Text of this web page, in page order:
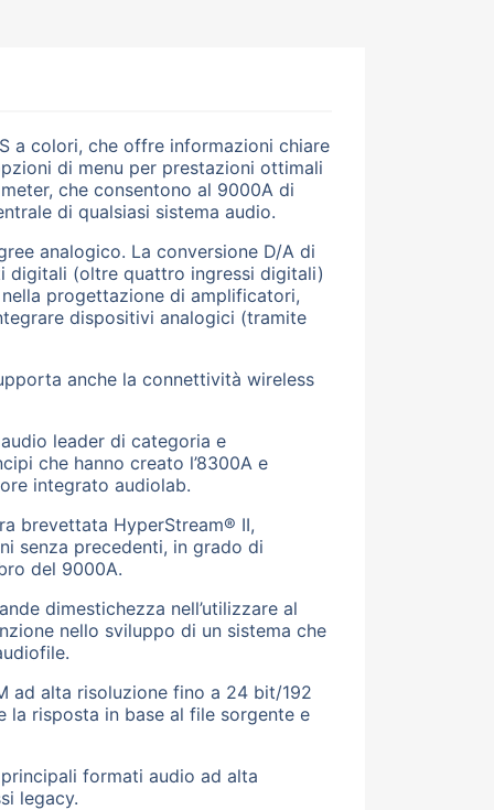
a colori, che offre informazioni chiare
di menu per prestazioni ottimali
che consentono al 9000A di
di qualsiasi sistema audio.
analogico. La conversione D/A di
digitali (oltre quattro ingressi digitali)
progettazione di amplificatori,
dispositivi analogici (tramite
anche la connettività wireless
leader di categoria e
che hanno creato l’8300A e
integrato audiolab.
brevettata HyperStream® II,
senza precedenti, in grado di
del 9000A.
dimestichezza nell’utilizzare al
nello sviluppo di un sistema che
ad alta risoluzione fino a 24 bit/192
la risposta in base al file sorgente e
formati audio ad alta
legacy.